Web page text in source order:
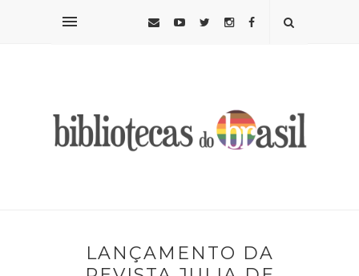
LANÇAMENTO DA